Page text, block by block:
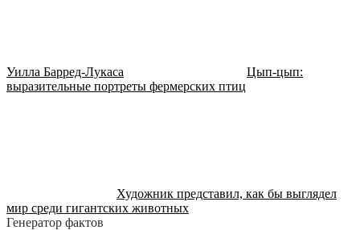
Уилла Барред-Лукаса
Цып-цып:
выразительные портреты фермерских птиц
Художник представил, как бы выглядел
мир среди гигантских животных
Генератор фактов